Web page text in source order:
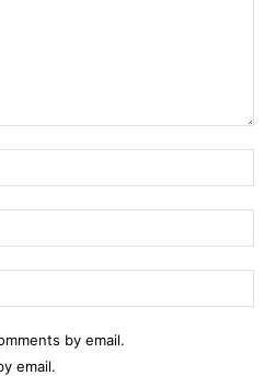
by email.
email.